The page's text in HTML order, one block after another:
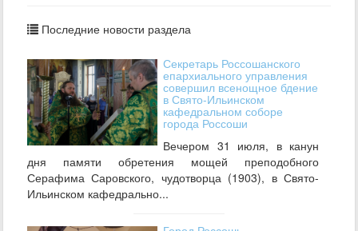
Последние новости раздела
Секретарь Россошанского
епархиального управления
совершил всенощное бдение
в Свято-Ильинском
кафедральном соборе
города Россоши
Вечером 31 июля, в канун
дня памяти обретения мощей преподобного
Серафима Саровского, чудотворца (1903), в Свято-
Ильинском кафедрально...